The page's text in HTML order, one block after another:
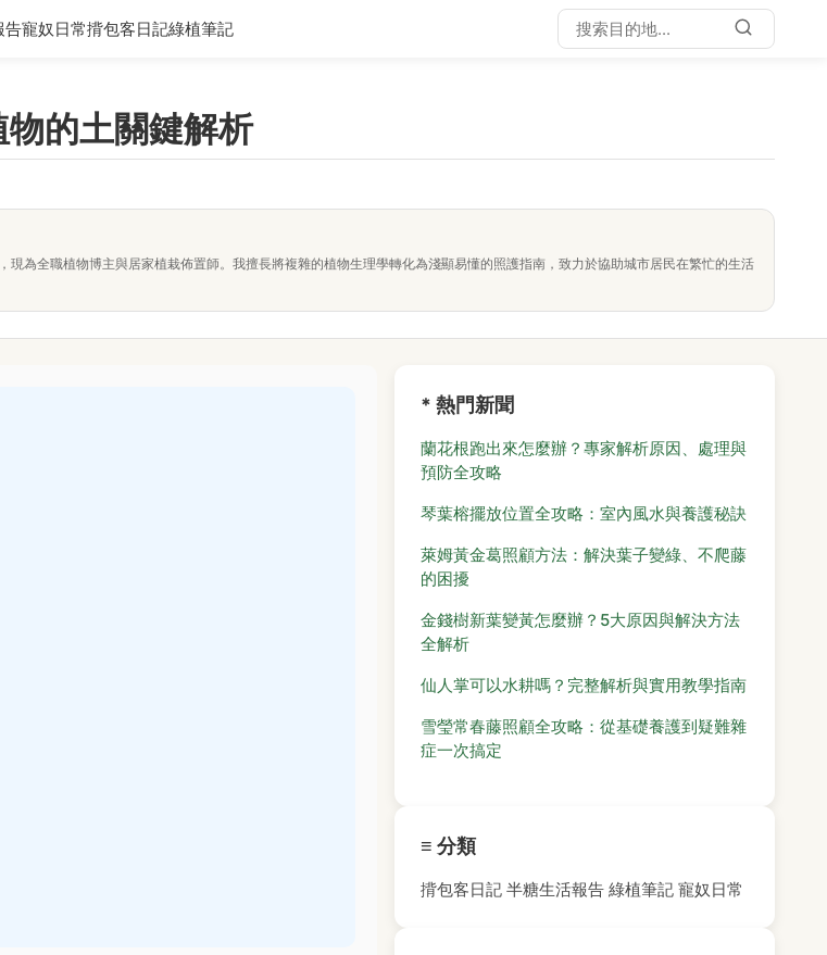
告寵奴日常揹包客日記綠植筆記
的土關鍵解析
為全職植物博主與居家植栽佈置師。我擅長將複雜的植物生理學轉化為淺顯易懂的照護指南，致力於協助城市居民在繁忙的生活
* 熱門新聞
蘭花根跑出來怎麼辦？專家解析原因、處理與
預防全攻略
琴葉榕擺放位置全攻略：室內風水與養護秘訣
萊姆黃金葛照顧方法：解決葉子變綠、不爬藤
的困擾
金錢樹新葉變黃怎麼辦？5大原因與解決方法
全解析
仙人掌可以水耕嗎？完整解析與實用教學指南
雪瑩常春藤照顧全攻略：從基礎養護到疑難雜
症一次搞定
≡ 分類
揹包客日記 半糖生活報告 綠植筆記 寵奴日常